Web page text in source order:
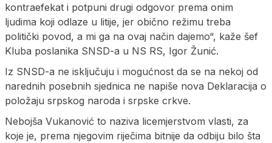
kontraefekat i potpuni drugi odgovor prema onim
ljudima koji odlaze u litije, jer obično režimu treba
politički povod, a mi ga na ovaj način dajemo“, kaže šef
Kluba poslanika SNSD-a u NS RS, Igor Žunić.
Iz SNSD-a ne isključuju i mogućnost da se na nekoj od
narednih posebnih sjednica ne napiše nova Deklaracija o
položaju srpskog naroda i srpske crkve.
Nebojša Vukanović to naziva licemjerstvom vlasti, za
koje je, prema njegovim riječima bitnije da odbiju bilo šta